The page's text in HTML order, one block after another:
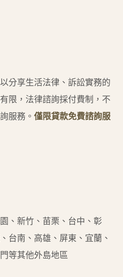
分享生活法律、訴訟實務的
限，法律諮詢採付費制，不
服務。 僅限貸款免費諮詢服
、新竹、苗栗、台中、彰
台南、高雄、屏東、宜蘭、
等其他外島地區